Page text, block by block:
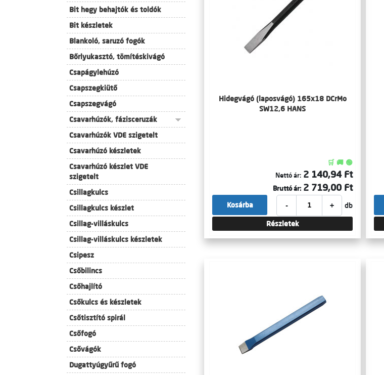
Bit hegy behajtók és toldók
Bit készletek
Blankoló, saruzó fogók
Bőrlyukasztó, tömítéskivágó
Csapágylehúzó
Csapszegkiütő
Csapszegvágó
Csavarhúzók, fázisceruzák
Csavarhúzók VDE szigetelt
Csavarhúzó készletek
Csavarhúzó készlet VDE
szigetelt
Csillagkulcs
Csillagkulcs készlet
Csillag-villáskulcs
Csillag-villáskulcs készletek
Csipesz
Csőbilincs
Csőhajlító
Csőkulcs és készletek
Csőtisztító spirál
Csőfogó
Csővágók
Dugattyúgyűrű fogó
Hidegvágó (laposvágó) 165x18 DCrMo
SW12,6 HANS
🛒 🚚 🟢
Nettó ár: 2 140,94 Ft
Bruttó ár: 2 719,00 Ft
- + db
Kosárba
Részletek